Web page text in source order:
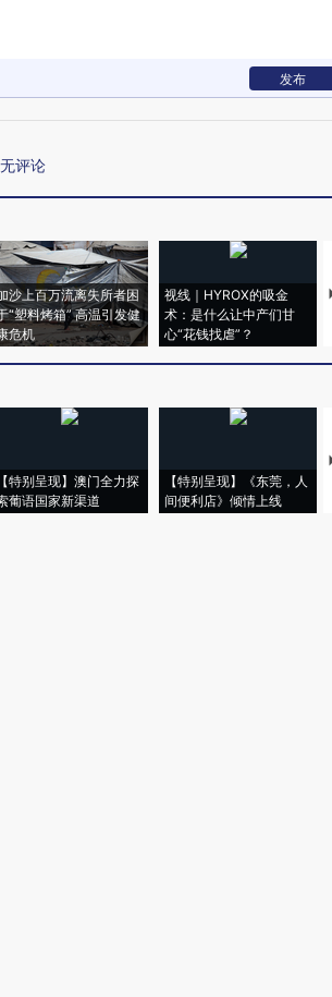
发布
评论
沙上百万流离失所者困
“塑料烤箱” 高温引发健
危机
视线｜HYROX的吸金
术：是什么让中产们甘
心“花钱找虐”？
【特别呈现】澳门全力探
葡语国家新渠道
【特别呈现】《东莞，人
间便利店》倾情上线